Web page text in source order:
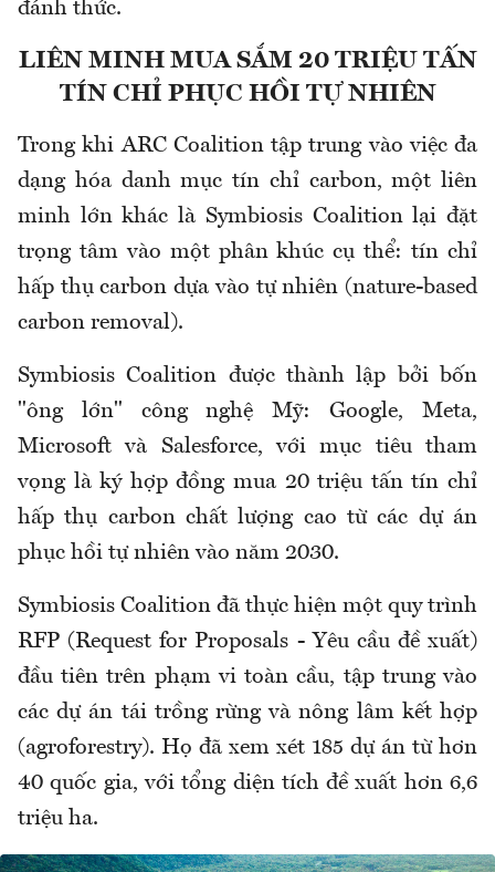
đánh thức.
LIÊN MINH MUA SẮM 20 TRIỆU TẤN
TÍN CHỈ PHỤC HỒI TỰ NHIÊN
Trong khi ARC Coalition tập trung vào việc đa
dạng hóa danh mục tín chỉ carbon, một liên
minh lớn khác là Symbiosis Coalition lại đặt
trọng tâm vào một phân khúc cụ thể: tín chỉ
hấp thụ carbon dựa vào tự nhiên (nature-based
carbon removal).
Symbiosis Coalition được thành lập bởi bốn
"ông lớn" công nghệ Mỹ: Google, Meta,
Microsoft và Salesforce, với mục tiêu tham
vọng là ký hợp đồng mua 20 triệu tấn tín chỉ
hấp thụ carbon chất lượng cao từ các dự án
phục hồi tự nhiên vào năm 2030.
Symbiosis Coalition đã thực hiện một quy trình
RFP (Request for Proposals - Yêu cầu đề xuất)
đầu tiên trên phạm vi toàn cầu, tập trung vào
các dự án tái trồng rừng và nông lâm kết hợp
(agroforestry). Họ đã xem xét 185 dự án từ hơn
40 quốc gia, với tổng diện tích đề xuất hơn 6,6
triệu ha.